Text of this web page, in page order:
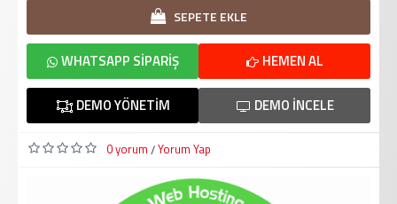
SEPETE EKLE
HEMEN AL
WHATSAPP SIPARIŞ
DEMO İNCELE
DEMO YÖNETIM
0 yorum /Yorum Yap